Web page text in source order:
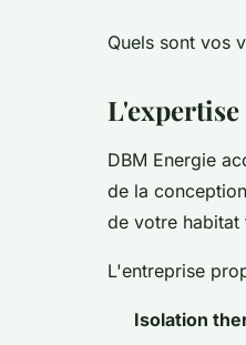
Quels sont vos
DBM Energie
de la
de votre habitat
L'entreprise
Isolation